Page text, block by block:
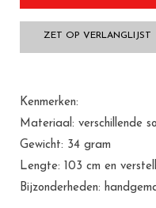
ZET OP VERLANGLIJST
Kenmerken:
Materiaal: verschillende
Gewicht: 34 gram
Lengte: 103 cm en
Bijzonderheden: